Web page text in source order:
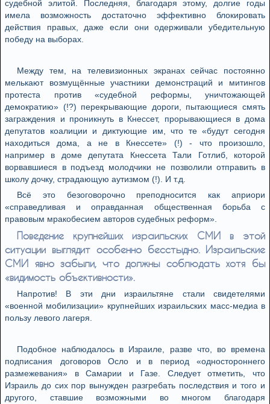
судебной элитой. Последняя, благодаря этому, долгие годы
имела возможность достаточно эффективно блокировать
действия правых, даже если они одерживали убедительную
победу на выборах.
Между тем, на телевизионных экранах сейчас постоянно
мелькают возмущённые участники демонстраций и митингов
протеста против «судебной реформы, уничтожающей
демократию» (!?) перекрывающие дороги, пытающиеся смять
заграждения и проникнуть в Кнессет, прорывающиеся в дома
депутатов коалиции и диктующие им, что те «будут сегодня
находиться дома, а не в Кнессете» (!) - что произошло,
например в доме депутата Кнессета Тали Готлиб, которой
ворвавшиеся в подъезд молодчики не позволили отправить в
школу дочку, страдающую аутизмом (!). И т.д.
Всё это безоговорочно преподносится как априори
«справедливая и оправданная общественная борьба с
правовым мракобесием авторов судебных реформ».
Поведение крупнейших израильских СМИ в этой
ситуации выглядит особенно бесстыдно. Израильские
СМИ явно забыли, что должны соблюдать хотя бы
«видимость объективности».
Напротив! В эти дни израильтяне стали свидетелями
«военной мобилизации» крупнейших израильских масс-медиа в
пользу левого лагеря.
Подобное наблюдалось в Израиле, разве что, во времена
подписания договоров Осло и в период «одностороннего
размежевания» в Самарии и Газе. Следует отметить, что
Израиль до сих пор вынужден разгребать последствия и того и
другого, ставшие возможными во многом благодаря